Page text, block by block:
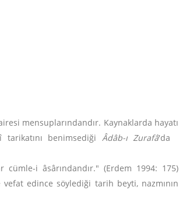
mensuplarındandır. Kaynaklarda hayatı
benimsediği Âdâb-ı Zurafâ'da
cümle-i âsârındandır." (Erdem 1994: 175)
edince söylediği tarih beyti, nazmının